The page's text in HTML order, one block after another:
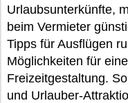
Urlaubsunterkünfte,
beim Vermieter
Tipps für Ausflügen
Möglichkeiten für
Freizeitgestaltung.
und Urlauber-